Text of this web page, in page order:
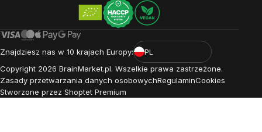
Znajdziesz nas w 10 krajach Europy:
PL
Copyright 2026 BrainMarket.pl. Wszelkie prawa zastrzeżone.
Zasady przetwarzania danych osobowychRegulaminCookies
Stworzone przez Shoptet Premium